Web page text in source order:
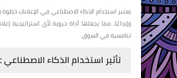
يعتبر استخدام الذكاء الاصطناعي في الإعلانات
وإبداعًا، مما يجعلها أداة حيوية لأي استراتيجية
تنافسية في السوق.
تأثير استخدام الذكاء